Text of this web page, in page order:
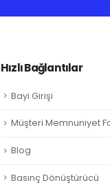
Hızlı Bağlantılar
Bayi Girişi
Müşteri Memnuniyet
Blog
Basınç Dönüştürücü